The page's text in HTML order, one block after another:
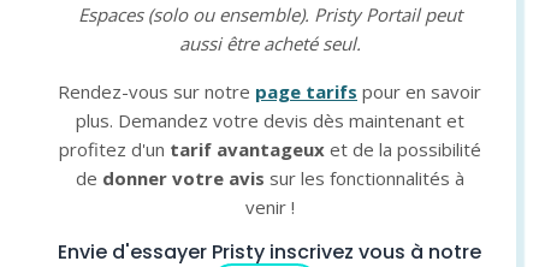
Espaces (solo ou ensemble). Pristy Portail peut
aussi être acheté seul.
Rendez-vous sur notre page tarifs pour en savoir
plus. Demandez votre devis dès maintenant et
profitez d'un tarif avantageuxet de la possibilité
de donner votre avis sur les fonctionnalités à
venir !
Envie d'essayer Pristy inscrivez vous à notre